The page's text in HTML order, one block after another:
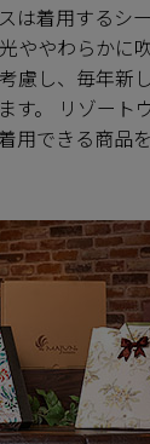
は着用するシ
ややわらかに
慮し、毎年新
す。 リゾート
用できる商品